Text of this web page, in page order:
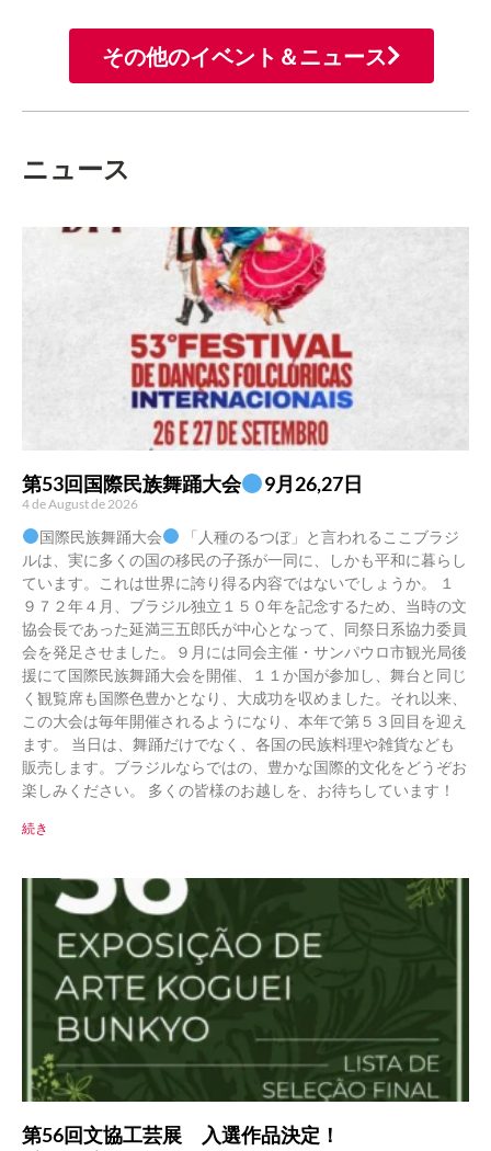
その他のイベント＆ニュース
ニュース
第53回国際民族舞踊大会 9月26,27日
4 de August de 2026
国際民族舞踊大会
「人種のるつぼ」と言われるここブラジ
ルは、実に多くの国の移民の子孫が一同に、しかも平和に暮らし
ています。これは世界に誇り得る内容ではないでしょうか。 １
９７２年４月、ブラジル独立１５０年を記念するため、当時の文
協会長であった延満三五郎氏が中心となって、同祭日系協力委員
会を発足させました。９月には同会主催・サンパウロ市観光局後
援にて国際民族舞踊大会を開催、１１か国が参加し、舞台と同じ
く観覧席も国際色豊かとなり、大成功を収めました。それ以来、
この大会は毎年開催されるようになり、本年で第５３回目を迎え
ます。 当日は、舞踊だけでなく、各国の民族料理や雑貨なども
販売します。ブラジルならではの、豊かな国際的文化をどうぞお
楽しみください。 多くの皆様のお越しを、お待ちしています！
続き
第56回文協工芸展 入選作品決定！